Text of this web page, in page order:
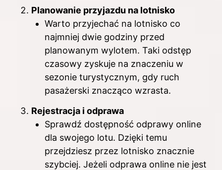
Planowanie przyjazdu na lotnisko
Warto przyjechać na lotnisko co
najmniej dwie godziny przed
planowanym wylotem. Taki odstęp
czasowy zyskuje na znaczeniu w
sezonie turystycznym, gdy ruch
pasażerski znacząco wzrasta.
Rejestracja i odprawa
Sprawdź dostępność odprawy online
dla swojego lotu. Dzięki temu
przejdziesz przez lotnisko znacznie
szybciej. Jeżeli odprawa online nie jest